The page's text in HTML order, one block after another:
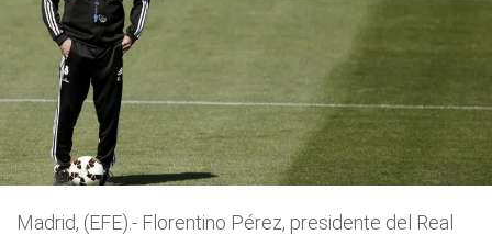
Madrid, (EFE).- Florentino Pérez, presidente del Real